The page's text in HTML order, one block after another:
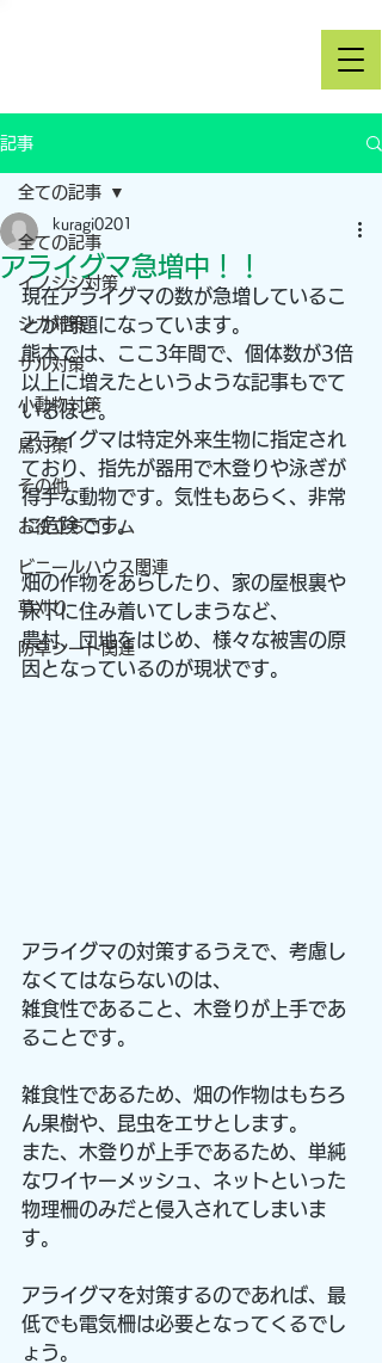
記事
全ての記事
イノシシ対策
シカ対策
サル対策
小動物対策
鳥対策
その他
お役立ちコラム
ビニールハウス関連
草刈り
防草シート関連
全ての記事
アライグマ急増中！！
kuragi0201
現在アライグマの数が急増しているこ
とが問題になっています。
熊本では、ここ3年間で、個体数が3倍
以上に増えたというような記事もでて
いるほど。
アライグマは特定外来生物に指定され
ており、指先が器用で木登りや泳ぎが
得手な動物です。気性もあらく、非常
に危険です。
畑の作物をあらしたり、家の屋根裏や
床下に住み着いてしまうなど、
農村、団地をはじめ、様々な被害の原
因となっているのが現状です。
アライグマの対策するうえで、考慮し
なくてはならないのは、
雑食性であること、木登りが上手であ
ることです。
雑食性であるため、畑の作物はもちろ
ん果樹や、昆虫をエサとします。
また、木登りが上手であるため、単純
なワイヤーメッシュ、ネットといった
物理柵のみだと侵入されてしまいま
す。
アライグマを対策するのであれば、最
低でも電気柵は必要となってくるでし
ょう。